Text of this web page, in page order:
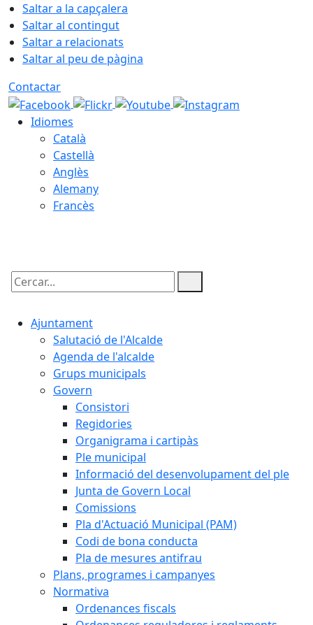
Saltar a la capçalera
Saltar al contingut
Saltar a relacionats
Saltar al peu de pàgina
Contactar
Idiomes
Català
Castellà
Anglès
Alemany
Francès
Cercar:
Ajuntament
Salutació de l'Alcalde
Agenda de l'alcalde
Grups municipals
Govern
Consistori
Regidories
Organigrama i cartipàs
Ple municipal
Informació del desenvolupament del ple
Junta de Govern Local
Comissions
Pla d'Actuació Municipal (PAM)
Codi de bona conducta
Pla de mesures antifrau
Plans, programes i campanyes
Normativa
Ordenances fiscals